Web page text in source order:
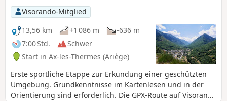
Visorando-Mitglied
13,56 km
+1 086 m
-636 m
7:00 Std.
Schwer
Start in Ax-les-Thermes (Ariège)
Erste sportliche Etappe zur Erkundung einer geschützten
Umgebung. Grundkenntnisse im Kartenlesen und in der
Orientierung sind erforderlich. Die GPX-Route auf Visorando